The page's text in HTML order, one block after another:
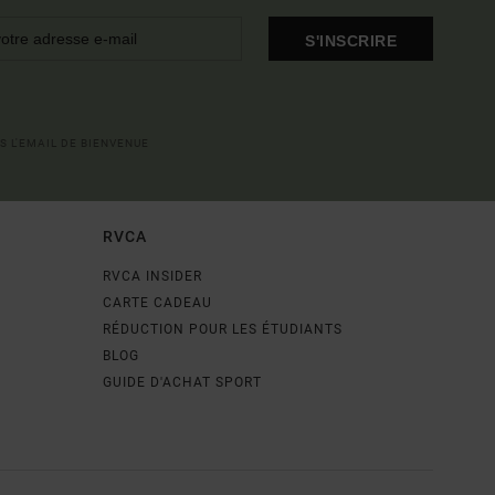
S'INSCRIRE
RVCA
RVCA INSIDER
CARTE CADEAU
RÉDUCTION POUR LES ÉTUDIANTS
BLOG
GUIDE D'ACHAT SPORT